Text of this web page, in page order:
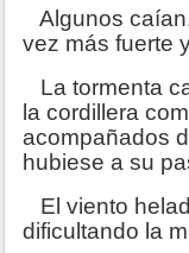
Algunos
vez más fuerte
La tormenta
la cordillera
acompañados
hubiese a su
El viento
dificultando la